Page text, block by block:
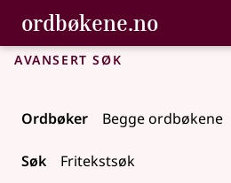
Gå til hovudinnhald
Tilgjenge
ordbøkene.no,
Bokmålsordboka og Nynorskordboka
Avansert søk
Ordbøker
Søk